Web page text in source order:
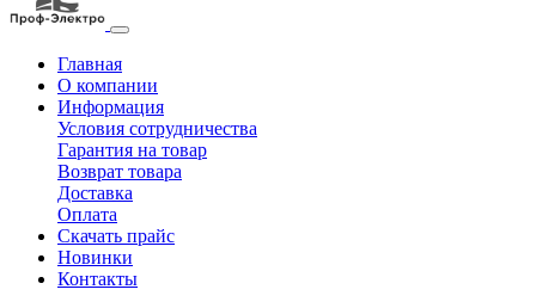
Главная
О компании
Информация
Условия сотрудничества
Гарантия на товар
Возврат товара
Доставка
Оплата
Скачать прайс
Новинки
Контакты